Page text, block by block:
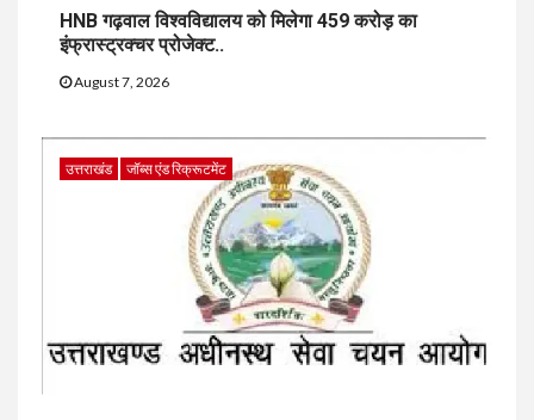
HNB गढ़वाल विश्वविद्यालय को मिलेगा 459 करोड़ का
इंफ्रास्ट्रक्चर प्रोजेक्ट..
August 7, 2026
उत्तराखंड जॉब्स एंड रिक्रूटमेंट